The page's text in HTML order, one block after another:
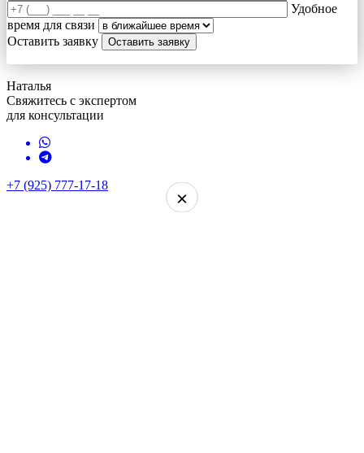
×
×
×
×
×
×
×
×
×
Удобное
время для связи
Оставить заявку
×
Наталья
Свяжитесь с экспертом
для консультации
+7 (925) 777-17-18